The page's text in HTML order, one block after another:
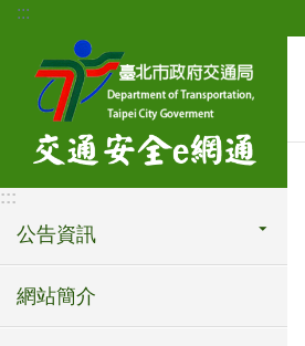
跳到主要內容區塊
:::
:::
公告資訊
網站簡介